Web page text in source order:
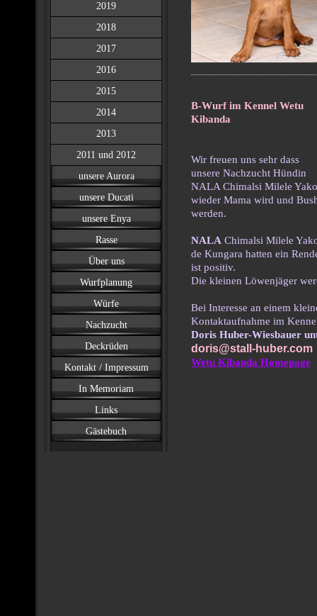
2019
2018
2017
2016
2015
2014
2013
2011 und 2012
unsere Aurora
unsere Ducati
unsere Enya
Rasse
Über uns
Wurfplanung
Würfe
Nachzucht
Deckrüden
Kontakt / Impressum
In Memoriam
Links
Gästebuch
B-Wurf im Kennel Wetu
Kibanda
Wir freuen uns sehr dass
unsere Nachzucht Hündin
NALA Chimalsi Milele Yako
wieder Mama wird und
werden.
NALA Chimalsi Milele
de Kungara hatten ein
ist positiv.
Die kleinen Löwenjäger
Bei Interesse an einem
Kontaktaufnahme im
Doris Huber-Wiesbauer
doris@stall-huber.com
Wetu Kibanda Homepage